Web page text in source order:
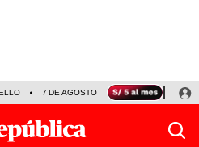
7 DE AGOSTO TINKA RESULTADOS